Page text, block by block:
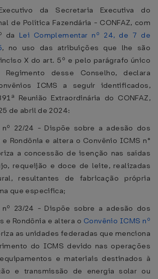
da Secretaria Executiva do
de Política Fazendária - CONFAZ, com
da Lei Complementar nº 24, de 7 de
, no uso das atribuições que lhe são
X do art. 5º e pelo parágrafo único
desse Conselho, declara
ICMS a seguir identificados,
Reunião Extraordinária do CONFAZ,
de abril de 2024:
nº 22/24 - Dispõe sobre a adesão dos
Rondônia e altera o Convênio ICMS n°
a concessão de isenção nas saídas
requeijão e doce de leite, realizadas
resultantes de fabricação própria
que especifica;
nº 23/24 - Dispõe sobre a adesão dos
e Rondônia e altera o Convênio ICMS nº
as unidades federadas que menciona
do ICMS devido nas operações
e materiais destinados à
e transmissão de energia solar ou